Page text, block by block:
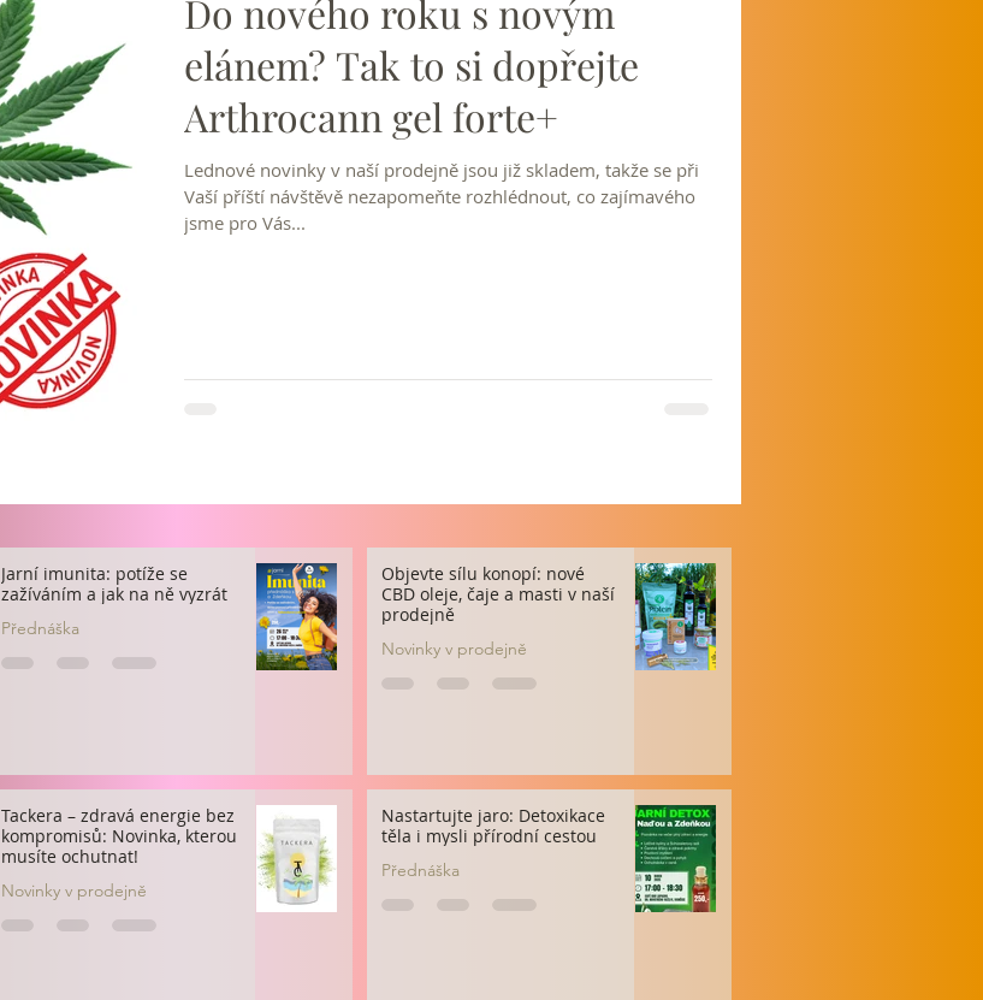
Do nového roku s novým
elánem? Tak to si dopřejte
Arthrocann gel forte+
Lednové novinky v naší prodejně jsou již skladem, takže se při
Vaší příští návštěvě nezapomeňte rozhlédnout, co zajímavého
jsme pro Vás...
Jarní imunita: potíže se
zažíváním a jak na ně vyzrát
Přednáška
Objevte sílu konopí: nové
CBD oleje, čaje a masti v naší
prodejně
Novinky v prodejně
Tackera – zdravá energie bez
kompromisů: Novinka, kterou
musíte ochutnat!
Novinky v prodejně
Nastartujte jaro: Detoxikace
těla i mysli přírodní cestou
Přednáška